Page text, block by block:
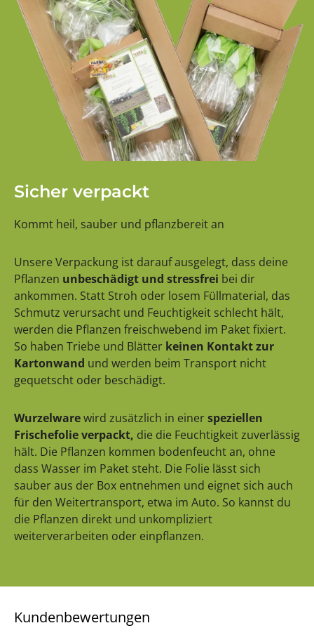
Sicher verpackt
Kommt heil, sauber und pflanzbereit an
Unsere Verpackung ist darauf ausgelegt, dass deine
Pflanzen unbeschädigt und stressfrei bei dir
ankommen. Statt Stroh oder losem Füllmaterial, das
Schmutz verursacht und Feuchtigkeit schlecht hält,
werden die Pflanzen freischwebend im Paket fixiert.
So haben Triebe und Blätter keinen Kontakt zur
Kartonwand und werden beim Transport nicht
gequetscht oder beschädigt.
Wurzelwarewird zusätzlich in einerspeziellen
Frischefolie verpackt, die die Feuchtigkeit zuverlässig
hält. Die Pflanzen kommen bodenfeucht an, ohne
dass Wasser im Paket steht. Die Folie lässt sich
sauber aus der Box entnehmen und eignet sich auch
für den Weitertransport, etwa im Auto. So kannst du
die Pflanzen direkt und unkompliziert
weiterverarbeiten oder einpflanzen.
Kundenbewertungen